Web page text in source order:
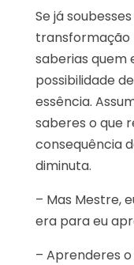
Se já
transformação
saberias quem
possibilidade
essência.
saberes o que
consequência
diminuta.
– Mas Mestre,
era para eu
– Aprenderes